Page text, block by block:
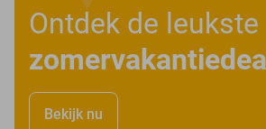
Ontdek de leukste
Bekijk nu